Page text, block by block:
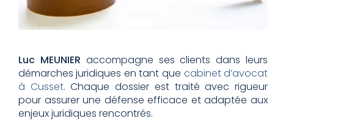
Luc MEUNIER accompagne ses clients dans leurs
démarches juridiques en tant que cabinet d’avocat
à Cusset. Chaque dossier est traité avec rigueur
pour assurer une défense efficace et adaptée aux
enjeux juridiques rencontrés.